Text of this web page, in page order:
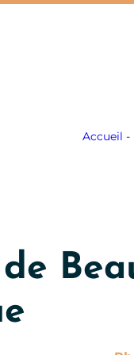
Accueil -